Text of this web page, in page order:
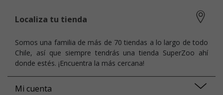
Localiza tu tienda
Somos una familia de más de 70 tiendas a lo largo de todo
Chile, así que siempre tendrás una tienda SuperZoo ahí
donde estés. ¡Encuentra la más cercana!
Mi cuenta